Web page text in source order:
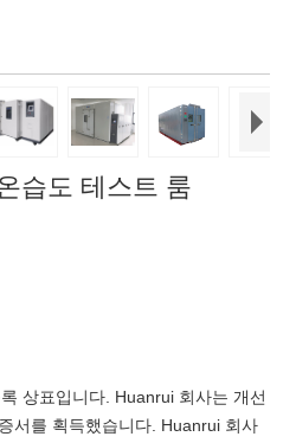
습도 테스트 룸
상표입니다. Huanrui 회사는 개선
서를 획득했습니다. Huanrui 회사